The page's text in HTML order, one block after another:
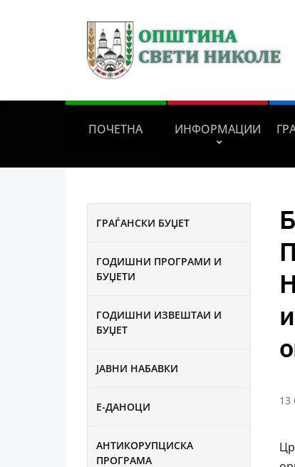
ПОЧЕТНА ИНФОРМАЦИИ
ГРАЃАНСКИ БУЏЕТ
ГОДИШНИ ПРОГРАМИ И
БУЏЕТИ
ГОДИШНИ ИЗВЕШТАИ И
БУЏЕТ
ЈАВНИ НАБАВКИ
Е-ДАНОЦИ
АНТИКОРУПЦИСКА
ПРОГРАМА
13